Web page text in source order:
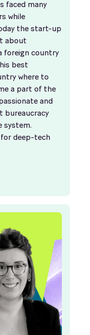
faced many
while
the start-up
about
foreign country
best
where to
a part of the
and
bureaucracy
system.
deep-tech